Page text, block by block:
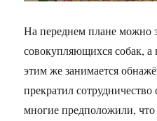
На переднем плане можно
совокупляющихся собак, а
этим же занимается
прекратил
многие предположили, что